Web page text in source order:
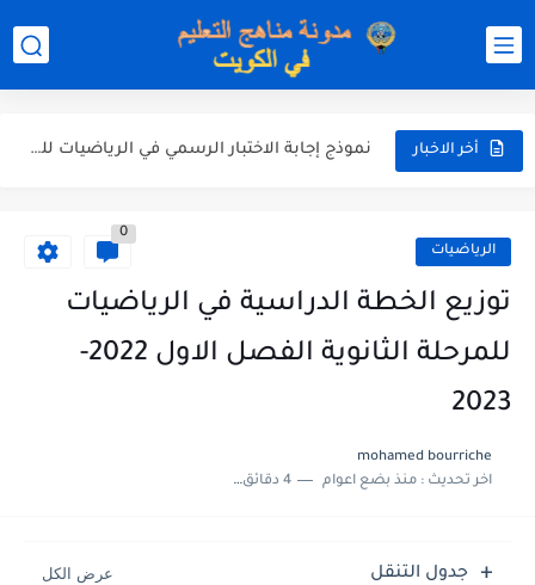
أخر الاخبار
نموذج إجابة الاختبار الرسمي في التربية الاسلامية للصف العاشر الفترة...
نموذج إجابة الاختبار الرسمي في الرياضيات للصف العاشر الفترة الثانية...
مذكرة شاملة في القران الكريم للصف الثاني عشر الفصل الثاني... الرياضيات
0
توزيع الخطة الدراسية في الرياضيات
للمرحلة الثانوية الفصل الاول 2022-
2023
mohamed bourriche
اخر تحديث :منذ بضع اعوام 4 دقائق للقراءة
جدول التنقل